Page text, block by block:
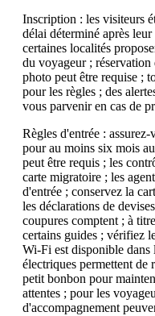
Inscription : les visiteurs
délai déterminé après
certaines localités
du voyageur ;
photo peut être requise ;
pour les règles ; des
vous parvenir en cas de
Règles d'entrée :
pour au moins six mois
peut être requis ; les
carte migratoire ; les
d'entrée ; conservez la
les déclarations de
coupures comptent ; à
certains guides ; vérifiez
Wi-Fi est disponible dans
électriques permettent de
petit bonbon pour
attentes ; pour les
d'accompagnement